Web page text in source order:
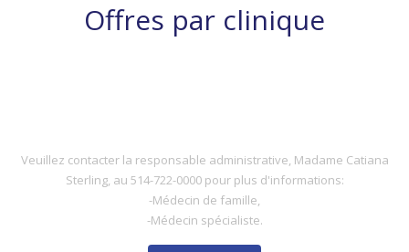
Offres par clinique
Veuillez contacter la responsable administrative, Madame Catiana
Sterling, au 514-722-0000 pour plus d'informations:
-Médecin de famille,
-Médecin spécialiste.